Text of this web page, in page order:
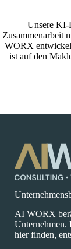
Unsere KI-
Zusammenarbeit
WORX
ist auf den
AI WORX
Unternehmen.
hier finden,